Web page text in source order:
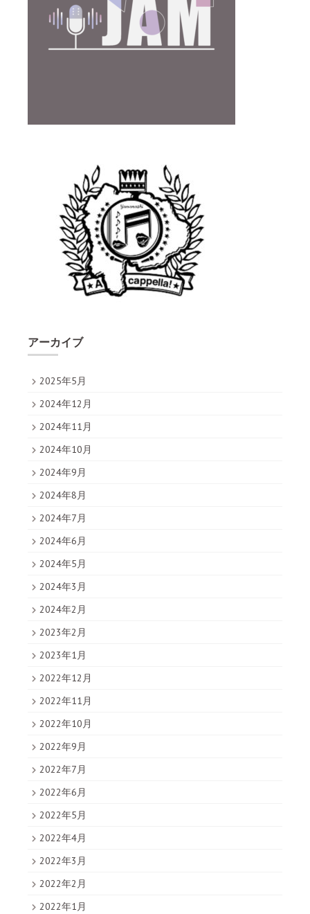
アーカイブ
2025年5月
2024年12月
2024年11月
2024年10月
2024年9月
2024年8月
2024年7月
2024年6月
2024年5月
2024年3月
2024年2月
2023年2月
2023年1月
2022年12月
2022年11月
2022年10月
2022年9月
2022年7月
2022年6月
2022年5月
2022年4月
2022年3月
2022年2月
2022年1月